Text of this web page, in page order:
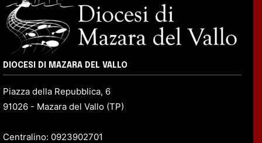
DIOCESI DI MAZARA DEL VALLO
Piazza della Repubblica, 6
91026 - Mazara del Vallo (TP)
Centralino: 0923902701